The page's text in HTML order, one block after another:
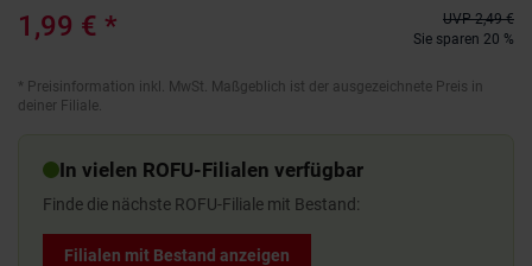
1,99 € * UVP 2,49 €
Sie sparen 20 %
* Preisinformation inkl. MwSt. Maßgeblich ist der ausgezeichnete Preis in
deiner Filiale.
In vielen ROFU-Filialen verfügbar
Finde die nächste ROFU-Filiale mit Bestand:
Filialen mit Bestand anzeigen